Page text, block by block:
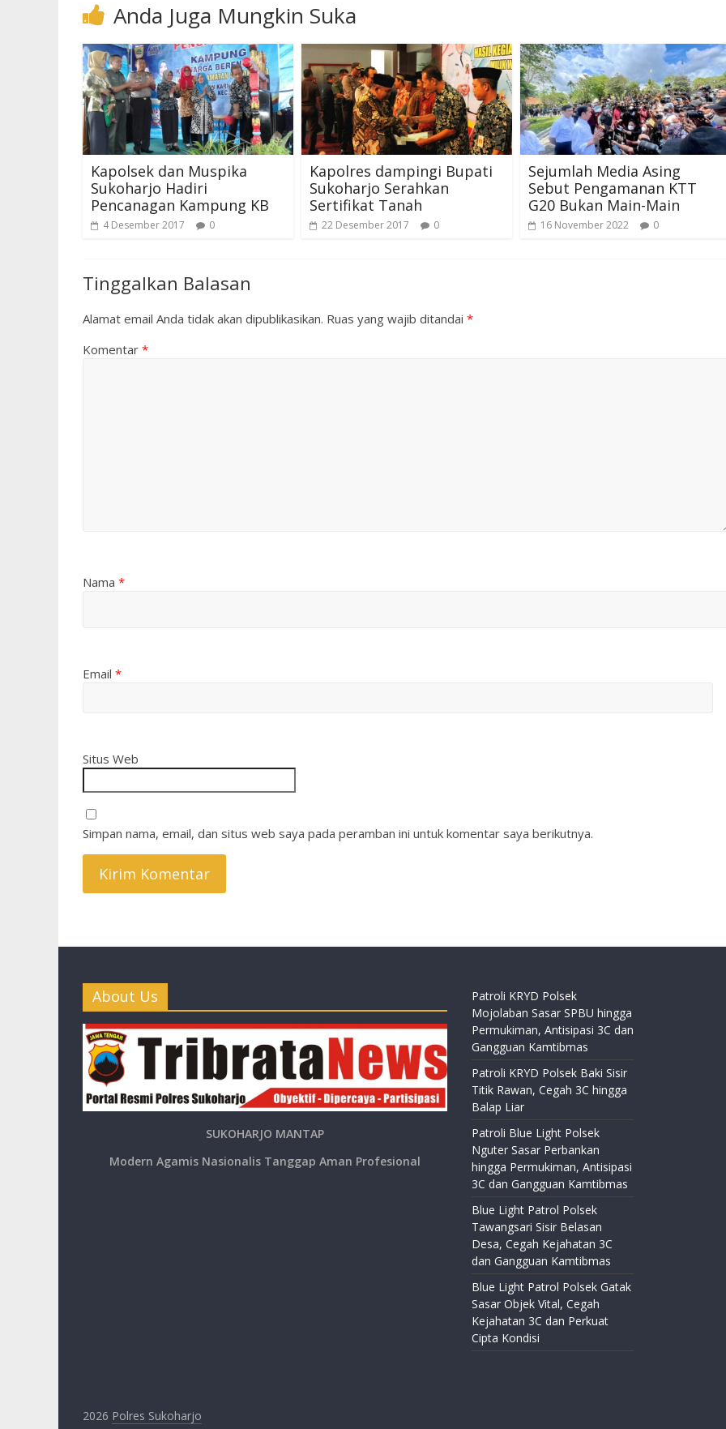
Anda Juga Mungkin Suka
Kapolsek dan Muspika
Sukoharjo Hadiri
Pencanagan Kampung KB
4 Desember 2017 0
Kapolres dampingi Bupati
Sukoharjo Serahkan
Sertifikat Tanah
22 Desember 2017 0
Sejumlah Media Asing
Sebut Pengamanan KTT
G20 Bukan Main-Main
16 November 2022 0
Tinggalkan Balasan
Alamat email Anda tidak akan dipublikasikan. Ruas yang wajib ditandai *
Komentar *
Nama *
Email *
Situs Web
Simpan nama, email, dan situs web saya pada peramban ini untuk komentar saya berikutnya.
About Us
SUKOHARJO MANTAP
Modern Agamis Nasionalis Tanggap Aman Profesional
Patroli KRYD Polsek
Mojolaban Sasar SPBU hingga
Permukiman, Antisipasi 3C dan
Gangguan Kamtibmas
Patroli KRYD Polsek Baki Sisir
Titik Rawan, Cegah 3C hingga
Balap Liar
Patroli Blue Light Polsek
Nguter Sasar Perbankan
hingga Permukiman, Antisipasi
3C dan Gangguan Kamtibmas
Blue Light Patrol Polsek
Tawangsari Sisir Belasan
Desa, Cegah Kejahatan 3C
dan Gangguan Kamtibmas
Blue Light Patrol Polsek Gatak
Sasar Objek Vital, Cegah
Kejahatan 3C dan Perkuat
Cipta Kondisi
2026 Polres Sukoharjo